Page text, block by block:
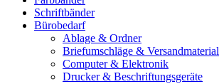
Schriftbänder
Bürobedarf
Ablage & Ordner
Briefumschläge & Versandmaterial
Computer & Elektronik
Drucker & Beschriftungsgeräte